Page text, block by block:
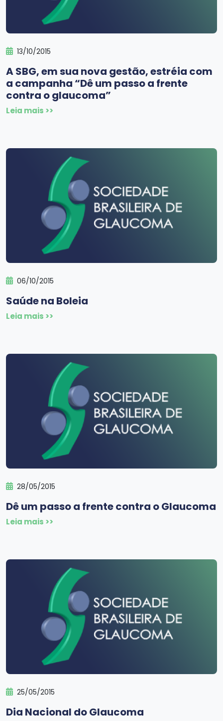
13/10/2015
A SBG, em sua nova gestão, estréia com
a campanha “Dê um passo a frente
contra o glaucoma”
Leia mais >>
06/10/2015
Saúde na Boleia
Leia mais >>
28/05/2015
Dê um passo a frente contra o Glaucoma
Leia mais >>
25/05/2015
Dia Nacional do Glaucoma